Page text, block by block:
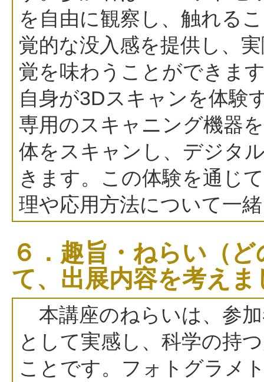
を自由に観察し、触れる
覚的な没入感を提供し、
覚を味わうことができま
自身が3Dスキャンを体験
専用のスキャニング機器
体をスキャンし、デジタ
きます。この体験を通じ
理や応用方法について一
６．趣旨・ねらい（
て、出展内容を考え
本講座のねらいは、参
として実感し、科学の持
ことです。フォトグラメ